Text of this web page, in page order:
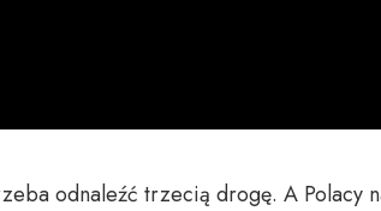
odnaleźć trzecią drogę. A Polacy